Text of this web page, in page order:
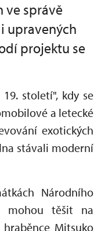
ve správě
upravených
projektu se
století", kdy se
a letecké
exotických
stávali moderní
Národního
mohou těšit na
Mitsuko